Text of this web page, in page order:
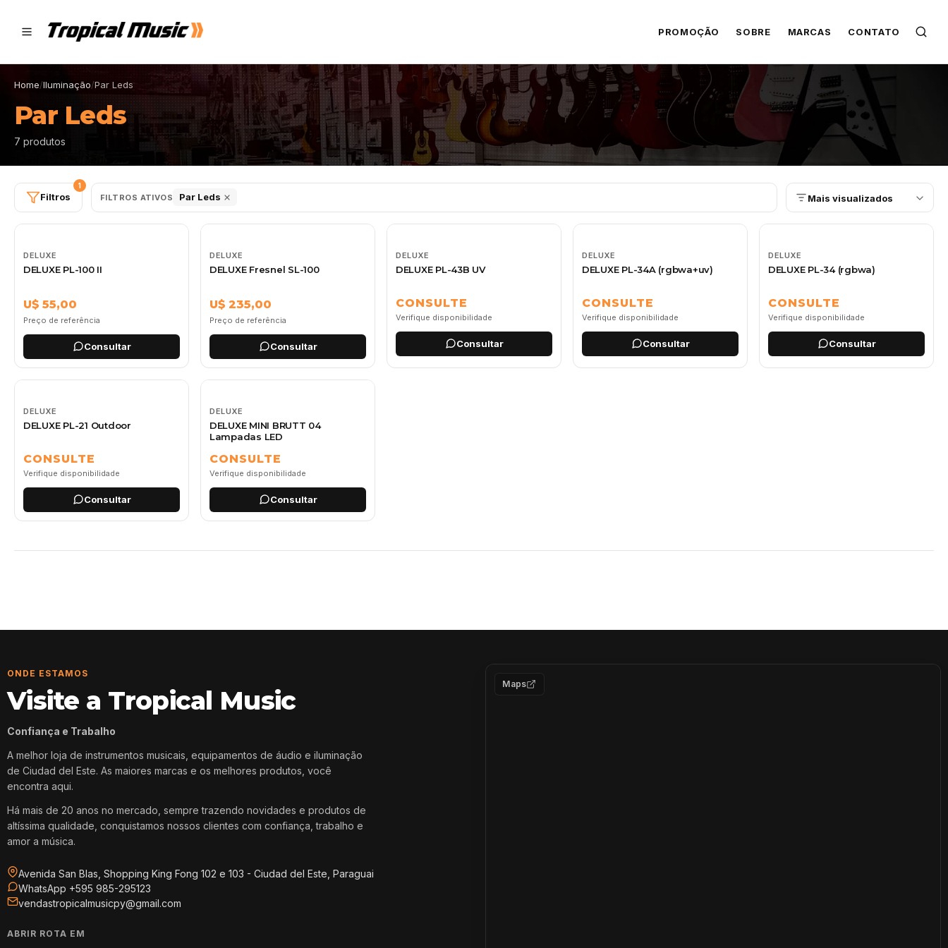
PROMOÇÃO SOBRE MARCAS CONTATO
Home/Iluminação/Par Leds
Par Leds
7 produtos
Filtros
1
FILTROS ATIVOS Par Leds Mais visualizados
DELUXE
DELUXE PL-100 II
U$ 55,00
Preço de referência
Consultar
DELUXE
DELUXE Fresnel SL-100
U$ 235,00
Preço de referência
Consultar
DELUXE
DELUXE PL-43B UV
CONSULTE
Verifique disponibilidade
Consultar
DELUXE
DELUXE PL-34A (rgbwa+uv)
CONSULTE
Verifique disponibilidade
Consultar
DELUXE
DELUXE PL-34 (rgbwa)
CONSULTE
Verifique disponibilidade
Consultar
DELUXE
DELUXE PL-21 Outdoor
CONSULTE
Verifique disponibilidade
Consultar
DELUXE
DELUXE MINI BRUTT 04
Lampadas LED
CONSULTE
Verifique disponibilidade
Consultar
ONDE ESTAMOS
Visite a Tropical Music
Confiança e Trabalho
A melhor loja de instrumentos musicais, equipamentos de áudio e iluminação
de Ciudad del Este. As maiores marcas e os melhores produtos, você
encontra aqui.
Há mais de 20 anos no mercado, sempre trazendo novidades e produtos de
altíssima qualidade, conquistamos nossos clientes com confiança, trabalho e
amor a música.
Avenida San Blas, Shopping King Fong 102 e 103 - Ciudad del Este, Paraguai
WhatsApp +595 985-295123
vendastropicalmusicpy@gmail.com
ABRIR ROTA EM
Maps